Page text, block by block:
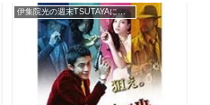
いました。
伊集院光の週末TSUTAYAに行ってこれ借りよう！